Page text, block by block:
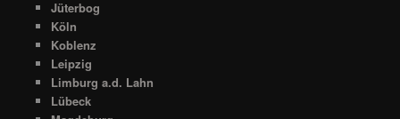
Jüterbog
Köln
Koblenz
Leipzig
Limburg a.d. Lahn
Lübeck